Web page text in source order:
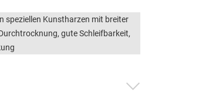
speziellen Kunstharzen mit breiter
gute Schleifbarkeit,